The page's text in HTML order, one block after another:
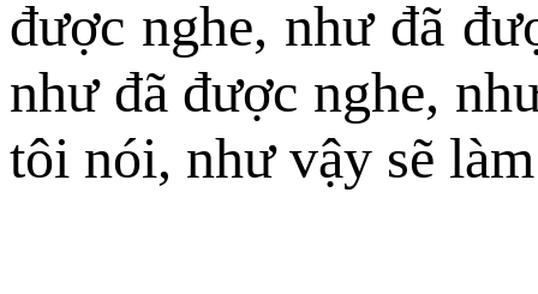
được nghe, như đã
như đã được nghe,
tôi nói, như vậy sẽ